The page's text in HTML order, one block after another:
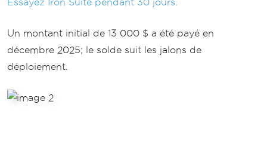
Essayez Iron Suite pendant 30 jours
Un montant initial de 13 000 $ a été payé en
décembre 2025; le solde suit les jalons de
déploiement.